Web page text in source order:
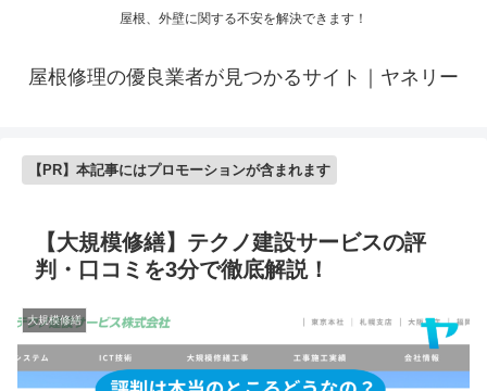
屋根、外壁に関する不安を解決できます！
屋根修理の優良業者が見つかるサイト｜ヤネリー
【PR】本記事にはプロモーションが含まれます
【大規模修繕】テクノ建設サービスの評
判・口コミを3分で徹底解説！
大規模修繕